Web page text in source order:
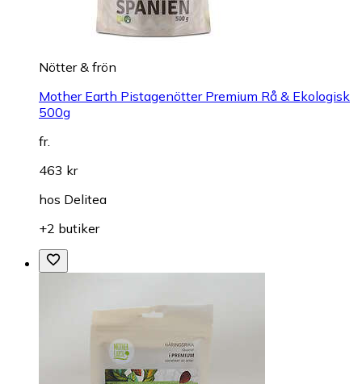
Nötter & frön
Mother Earth Pistagenötter Premium Rå & Ekologisk
500g
fr.
463 kr
hos Delitea
+2 butiker